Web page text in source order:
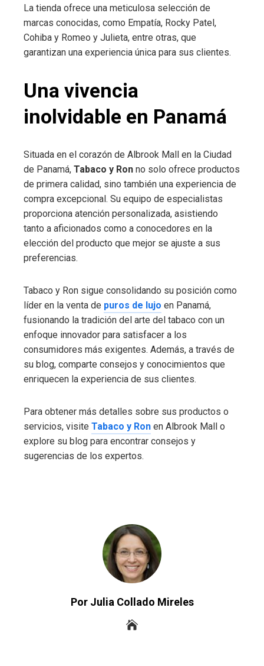
La tienda ofrece una meticulosa selección de
marcas conocidas, como Empatía, Rocky Patel,
Cohiba y Romeo y Julieta, entre otras, que
garantizan una experiencia única para sus clientes.
Una vivencia
inolvidable en Panamá
Situada en el corazón de Albrook Mall en la Ciudad
de Panamá, Tabaco y Ron no solo ofrece productos
de primera calidad, sino también una experiencia de
compra excepcional. Su equipo de especialistas
proporciona atención personalizada, asistiendo
tanto a aficionados como a conocedores en la
elección del producto que mejor se ajuste a sus
preferencias.
Tabaco y Ron sigue consolidando su posición como
líder en la venta de puros de lujo en Panamá,
fusionando la tradición del arte del tabaco con un
enfoque innovador para satisfacer a los
consumidores más exigentes. Además, a través de
su blog, comparte consejos y conocimientos que
enriquecen la experiencia de sus clientes.
Para obtener más detalles sobre sus productos o
servicios, visite Tabaco y Ron en Albrook Mall o
explore su blog para encontrar consejos y
sugerencias de los expertos.
Por Julia Collado Mireles